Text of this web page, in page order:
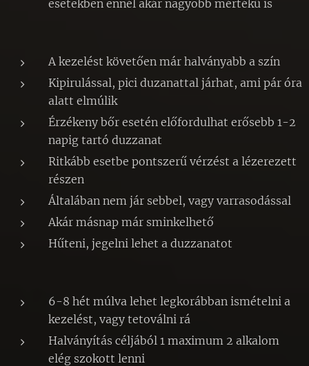
esetekben ennél akár nagyobb mértékű is
A kezelést követően már halványabb a szín
Kipirulással, pici duzanattal járhat, ami pár óra
alatt elmúlik
Érzékeny bőr esetén előfordulhat erősebb 1-2
napig tartó duzzanat
Ritkább esetbe pontszerű vérzést a lézerezett
részen
Általában nem jár sebbel, vagy varrasodással
Akár másnap már sminkelhető
Hűteni, jegelni lehet a duzzanatot
6-8 hét múlva lehet legkorábban ismételni a
kezelést, vagy tetoválni rá
Halványítás céljából 1 maximum 2 alkalom
elég szokott lenni